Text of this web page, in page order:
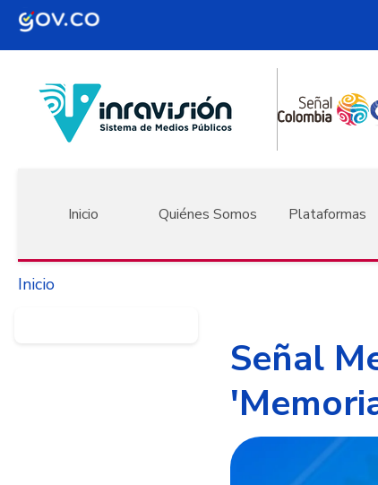
Pasar al contenido principal
Inicio Quiénes Somos Plataformas
Inicio
Señal